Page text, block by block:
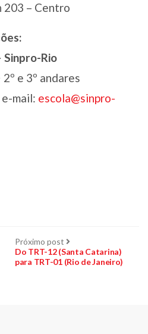
203 – Centro
Sinpro-Rio
e 3º andares
mail: escola@sinpro-
Próximo post Próximo
post:
Do TRT-12 (Santa Catarina)
para TRT-01 (Rio de Janeiro)